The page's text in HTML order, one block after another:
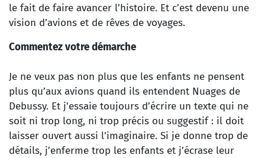
le fait de faire avancer l’histoire. Et c’est devenu une
vision d’avions et de rêves de voyages.
Commentez votre démarche
Je ne veux pas non plus que les enfants ne pensent
plus qu’aux avions quand ils entendent Nuages de
Debussy. Et j'essaie toujours d’écrire un texte qui ne
soit ni trop long, ni trop précis ou suggestif : il doit
laisser ouvert aussi l'imaginaire. Si je donne trop de
détails, j’enferme trop les enfants et j’écrase leur